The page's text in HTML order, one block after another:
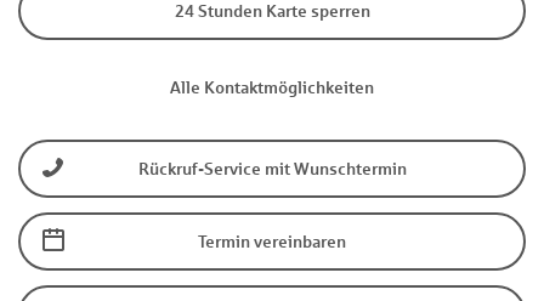
24 Stunden Karte sperren
Alle Kontaktmöglichkeiten
Rückruf-Service mit Wunschtermin
Termin vereinbaren